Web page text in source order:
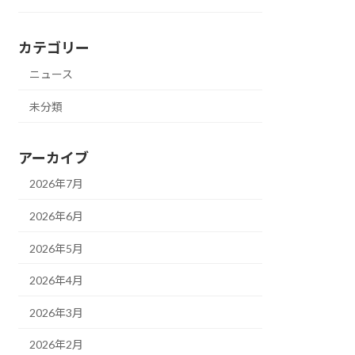
カテゴリー
ニュース
未分類
アーカイブ
2026年7月
2026年6月
2026年5月
2026年4月
2026年3月
2026年2月